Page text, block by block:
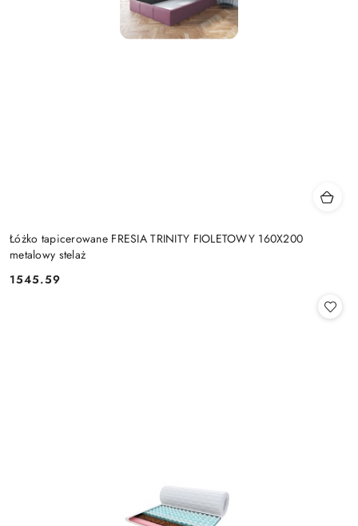
Łóżko tapicerowane FRESIA TRINITY FIOLETOWY 160X200
metalowy stelaż
Cena:
1545.59